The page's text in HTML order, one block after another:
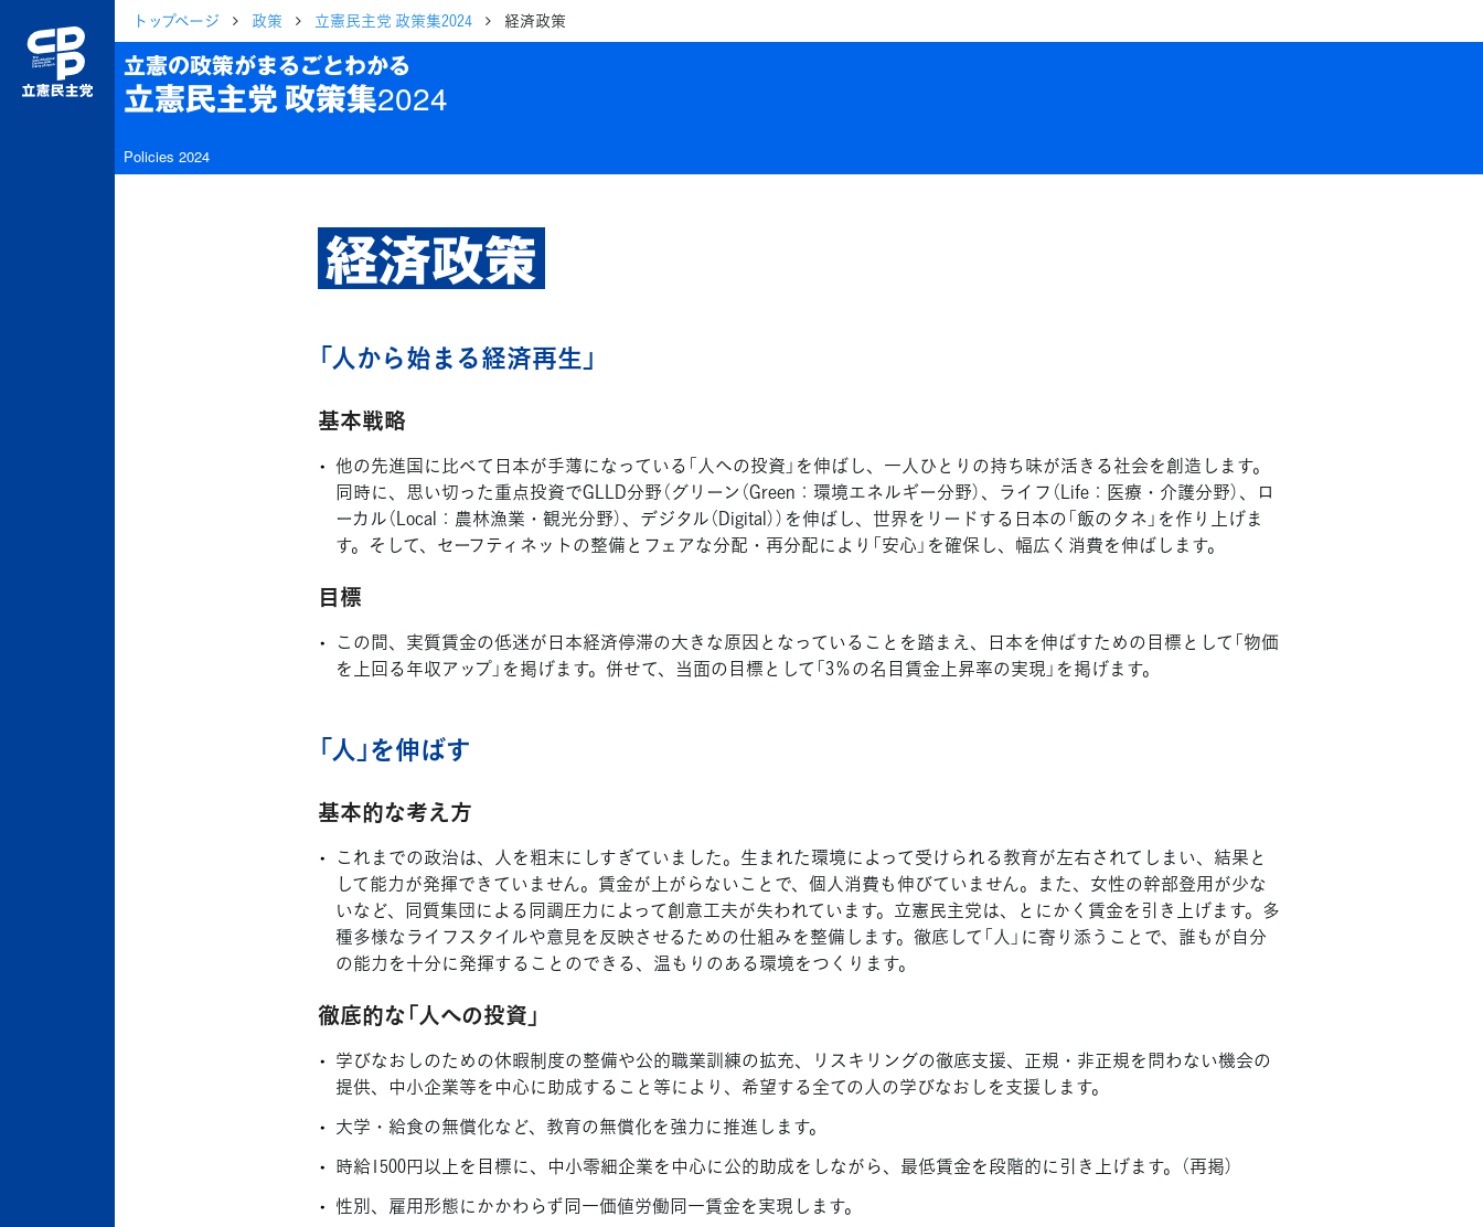
トップページ 政策 立憲民主党 政策集2024 経済政策
立憲の政策がまるごとわかる
立憲民主党 政策集2024
Policies 2024
経済政策
「人から始まる経済再生」
基本戦略
他の先進国に比べて日本が手薄になっている「人への投資」を伸ばし、一人ひとりの持ち味が活きる社会を創造します。
同時に、思い切った重点投資でGLLD分野（グリーン（Green：環境エネルギー分野）、ライフ（Life：医療・介護分野）、ロ
ーカル（Local：農林漁業・観光分野）、デジタル（Digital））を伸ばし、世界をリードする日本の「飯のタネ」を作り上げま
す。そして、セーフティネットの整備とフェアな分配・再分配により「安心」を確保し、幅広く消費を伸ばします。
目標
この間、実質賃金の低迷が日本経済停滞の大きな原因となっていることを踏まえ、日本を伸ばすための目標として「物価
を上回る年収アップ」を掲げます。併せて、当面の目標として「3％の名目賃金上昇率の実現」を掲げます。
「人」を伸ばす
基本的な考え方
これまでの政治は、人を粗末にしすぎていました。生まれた環境によって受けられる教育が左右されてしまい、結果と
して能力が発揮できていません。賃金が上がらないことで、個人消費も伸びていません。また、女性の幹部登用が少な
いなど、同質集団による同調圧力によって創意工夫が失われています。立憲民主党は、とにかく賃金を引き上げます。多
種多様なライフスタイルや意見を反映させるための仕組みを整備します。徹底して「人」に寄り添うことで、誰もが自分
の能力を十分に発揮することのできる、温もりのある環境をつくります。
徹底的な「人への投資」
学びなおしのための休暇制度の整備や公的職業訓練の拡充、リスキリングの徹底支援、正規・非正規を問わない機会の
提供、中小企業等を中心に助成すること等により、希望する全ての人の学びなおしを支援します。
大学・給食の無償化など、教育の無償化を強力に推進します。
時給1500円以上を目標に、中小零細企業を中心に公的助成をしながら、最低賃金を段階的に引き上げます。（再掲）
性別、雇用形態にかかわらず同一価値労働同一賃金を実現します。